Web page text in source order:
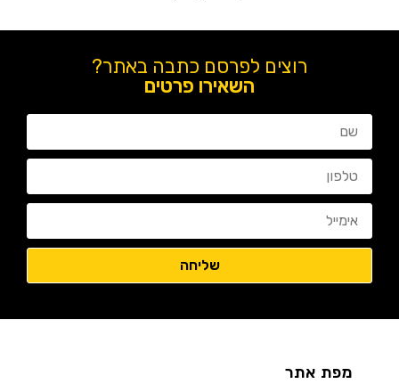
רוצים לפרסם כתבה באתר?
השאירו פרטים
מפת אתר